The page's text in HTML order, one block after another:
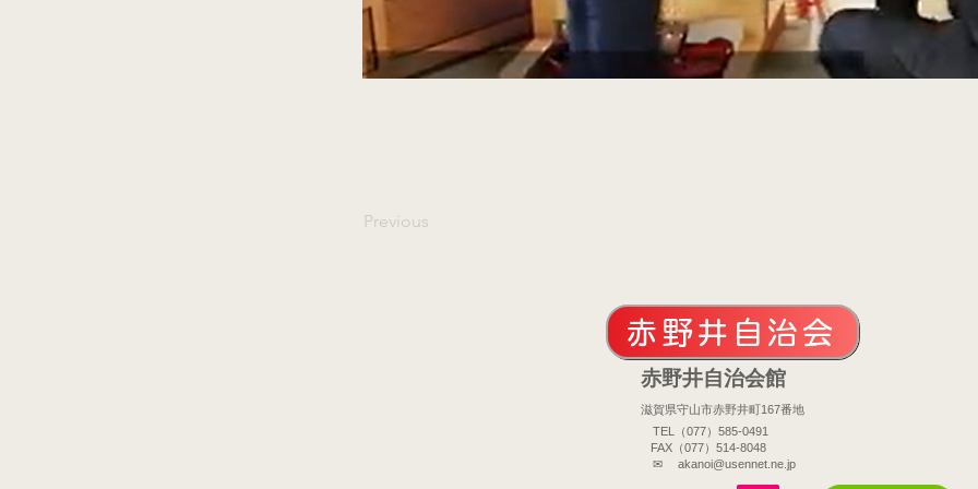
Previous
赤野井自治会
赤野井自治会館
滋賀県守山市赤野井町167番地
TEL（077）585-0491
FAX（077）514-8048​
✉ akanoi@usennet.ne.jp